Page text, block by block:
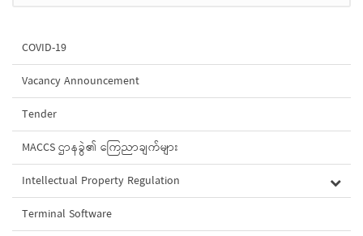
COVID-19
Vacancy Announcement
Tender
MACCS ဌာနခွဲ၏ ကြေညာချက်များ
Intellectual Property Regulation
Terminal Software